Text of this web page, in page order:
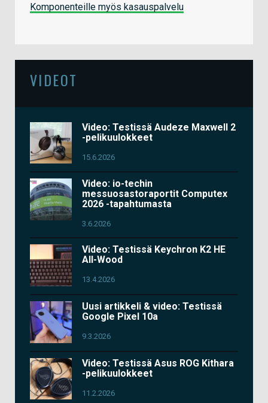
Komponenteille myös kasauspalvelu
VIDEOT
Video: Testissä Audeze Maxwell 2
-pelikuulokkeet
15.6.2026
Video: io-techin
messuosastoraportit Computex
2026 -tapahtumasta
3.6.2026
Video: Testissä Keychron K2 HE
All-Wood
13.4.2026
Uusi artikkeli & video: Testissä
Google Pixel 10a
9.3.2026
Video: Testissä Asus ROG Kithara
-pelikuulokkeet
11.2.2026